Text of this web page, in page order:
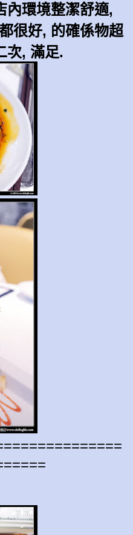
內環境整潔舒適,
很好, 的確係物超
次, 滿足.